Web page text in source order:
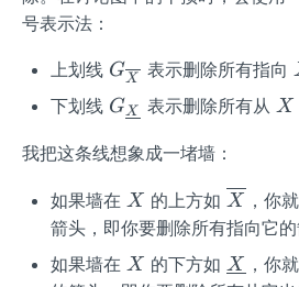
t)
号表示法：
上划线 G_
{\ov
erline
{X}}
GX 表示删除所有指向
下划线 G_
derli
{X}}
GX 表示删除所有从 X
X
我把这条线想象成一堵墙：
如果墙在 X
X 的上方如 \ov
erli
{X}
X
，你
箭头，即你要删除所有指向它的
如果墙在 X
X 的下方如 \un
X
，你